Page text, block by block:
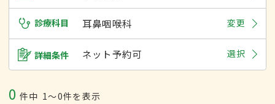
診療科目 耳鼻咽喉科 変更
詳細条件 ネット予約可 選択
0 件中 1〜0件を表示